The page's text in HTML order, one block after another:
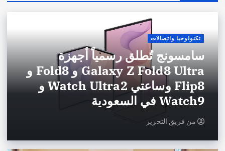
تكنولوجيا واتصالات
سامسونج تُطلق رسمياً أجهزة
Galaxy Z Fold8 Ultra و Fold8 و
Flip8 وساعتي Watch Ultra2 و
Watch9 في السعودية
من فريق التحرير